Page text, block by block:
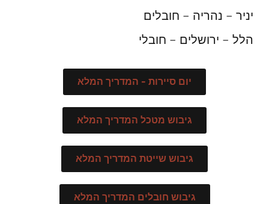
יניר – נהריה – חובלים
הלל – ירושלים – חובלי
יום סיירות - המדריך המלא
גיבוש מטכל המדריך המלא
גיבוש שייטת המדריך המלא
גיבוש חובלים המדריך המלא